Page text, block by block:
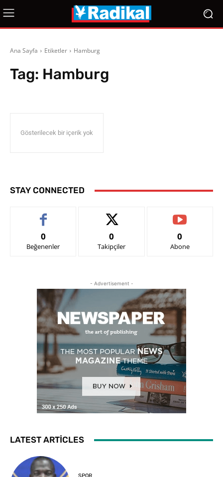
Ana Sayfa Etiketler Hamburg
Tag: Hamburg
Gösterilecek bir içerik yok
STAY CONNECTED
0
Beğenenler
0
Takipçiler
0
Abone
- Advertisement -
LATEST ARTICLES
SPOR